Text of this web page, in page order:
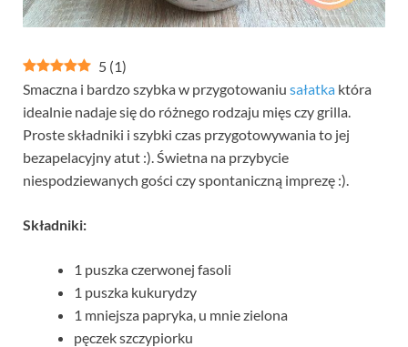
5 (1)
Smaczna i bardzo szybka w przygotowaniu sałatka która
idealnie nadaje się do różnego rodzaju mięs czy grilla.
Proste składniki i szybki czas przygotowywania to jej
bezapelacyjny atut :). Świetna na przybycie
niespodziewanych gości czy spontaniczną imprezę :).
Składniki:
1 puszka czerwonej fasoli
1 puszka kukurydzy
1 mniejsza papryka, u mnie zielona
pęczek szczypiorku